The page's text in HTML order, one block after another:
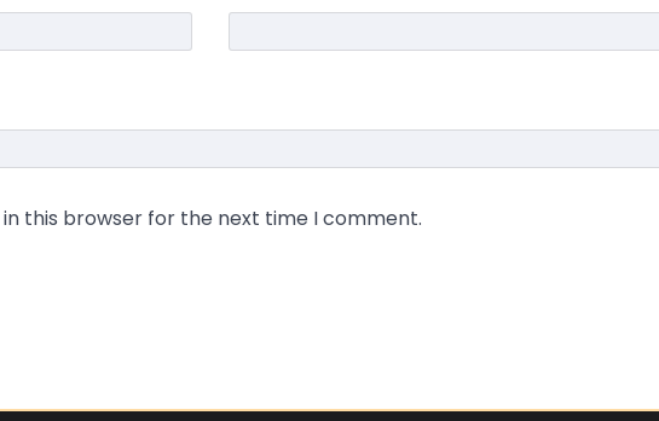
this browser for the next time I comment.